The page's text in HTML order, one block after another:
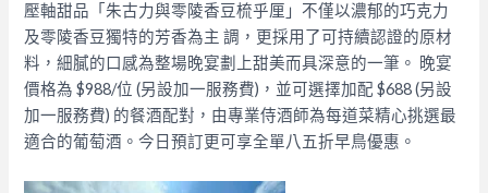
壓軸甜品「朱古力與零陵香豆梳乎厘」不僅以濃郁的巧克力
及零陵香豆獨特的芳香為主 調，更採用了可持續認證的原材
料，細膩的口感為整場晚宴劃上甜美而具深意的一筆。 晚宴
價格為 $988/位 (另設加一服務費)，並可選擇加配 $688 (另設
加一服務費) 的餐酒配對，由專業侍酒師為每道菜精心挑選最
適合的葡萄酒。今日預訂更可享全單八五折早鳥優惠。